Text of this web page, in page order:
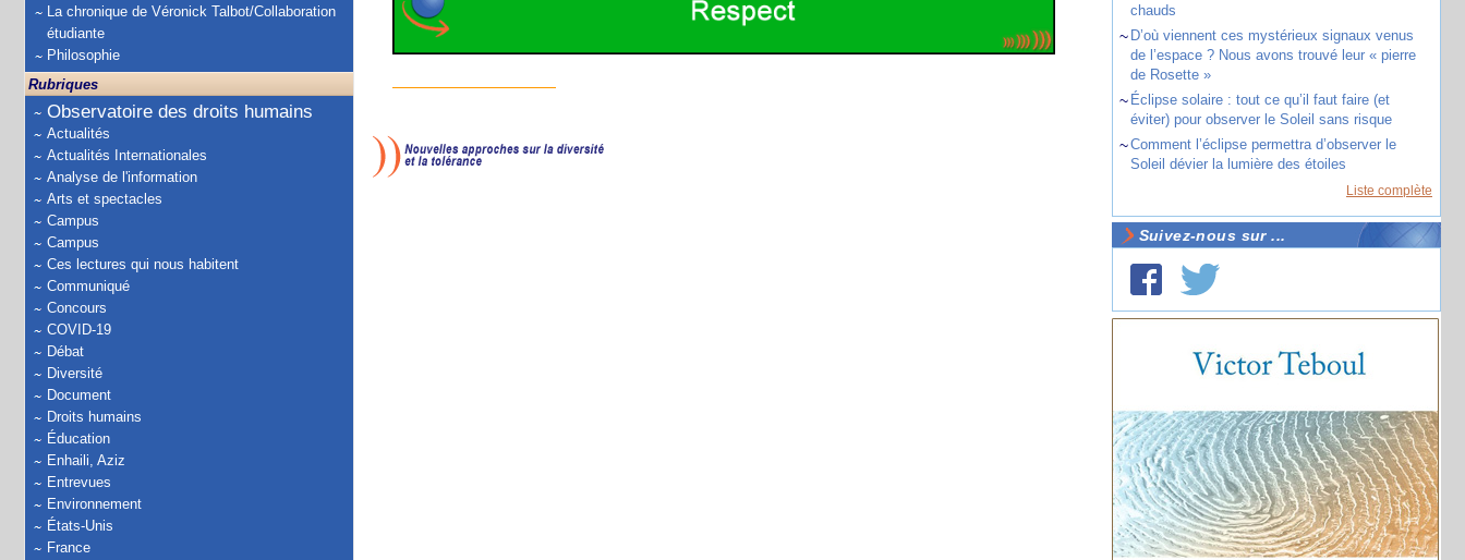
La chronique de Véronick Talbot/Collaboration
étudiante
Philosophie
Rubriques
Observatoire des droits humains
Actualités
Actualités Internationales
Analyse de l'information
Arts et spectacles
Campus
Campus
Ces lectures qui nous habitent
Communiqué
Concours
COVID-19
Débat
Diversité
Document
Droits humains
Éducation
Enhaili, Aziz
Entrevues
Environnement
États-Unis
France
chauds
~ D’où viennent ces mystérieux signaux venus
de l’espace ? Nous avons trouvé leur « pierre
de Rosette »
~ Éclipse solaire : tout ce qu’il faut faire (et
éviter) pour observer le Soleil sans risque
~Comment l’éclipse permettra d’observer le
Soleil dévier la lumière des étoiles
Liste complète
Suivez-nous sur ...